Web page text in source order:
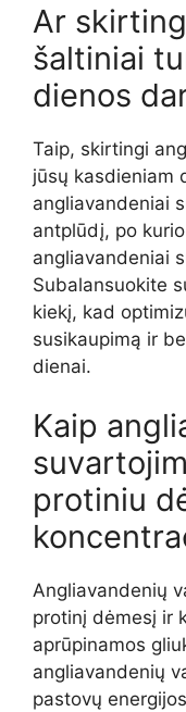
Ar
šaltiniai
dienos
Taip, skirtingi
jūsų kasdieniam
angliavandeniai
antplūdį, po
angliavandeniai
Subalansuokite
kiekį, kad
susikaupimą ir
dienai.
Kaip
protiniu
Angliavandenių
protinį dėmesį ir
aprūpinamos
angliavandenių
pastovų